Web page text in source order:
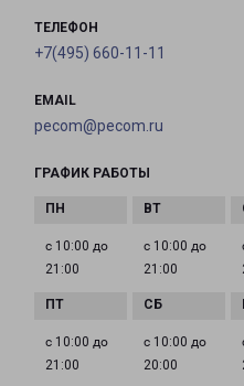
ТЕЛЕФОН
+7(495) 660-11-11
EMAIL
pecom@pecom.ru
ГРАФИК РАБОТЫ
с 10:00 до
21:00
с 10:00 до
21:00
с 10:00 до
21:00
с 10:00 до
20:00